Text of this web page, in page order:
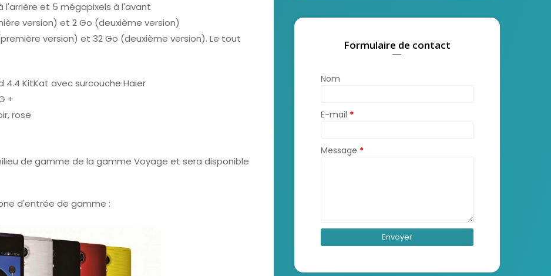
l'arrière et 5 mégapixels à l'avant
version) et 2 Go (deuxième version)
version) et 32 Go (deuxième version). Le tout
KitKat avec surcouche Haier
+
rose
de gamme de la gamme Voyage et sera disponible
d'entrée de gamme :
Formulaire de contact
Nom
E-mail *
Message *